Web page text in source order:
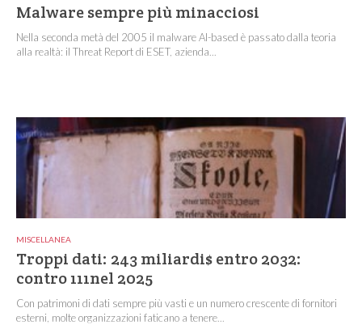
Malware sempre più minacciosi
Nella seconda metà del 2005 il malware AI-based è passato dalla teoria
alla realtà: il Threat Report di ESET, azienda...
MISCELLANEA
Troppi dati: 243 miliardi$ entro 2032:
contro 111nel 2025
Con patrimoni di dati sempre più vasti e un numero crescente di fornitori
esterni, molte organizzazioni faticano a tenere...